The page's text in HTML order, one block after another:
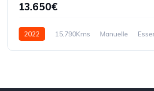
13.650€
2022 15.790Kms Manuelle